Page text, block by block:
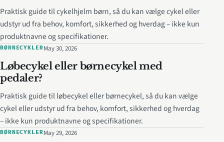
Praktisk guide til cykelhjelm børn, så du kan vælge cykel eller
udstyr ud fra behov, komfort, sikkerhed og hverdag – ikke kun
produktnavne og specifikationer.
BØRNECYKLERMay 30, 2026
Løbecykel eller børnecykel med
pedaler?
Praktisk guide til løbecykel eller børnecykel, så du kan vælge
cykel eller udstyr ud fra behov, komfort, sikkerhed og hverdag
– ikke kun produktnavne og specifikationer.
BØRNECYKLERMay 29, 2026